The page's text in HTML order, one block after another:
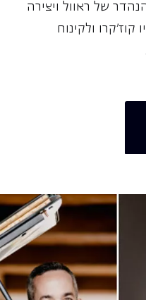
של ראוול ויצירה
ולקינוח